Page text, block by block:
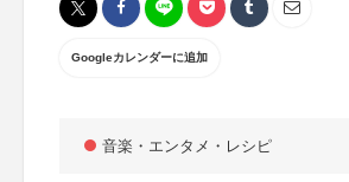
Googleカレンダーに追加
音楽・エンタメ・レシピ